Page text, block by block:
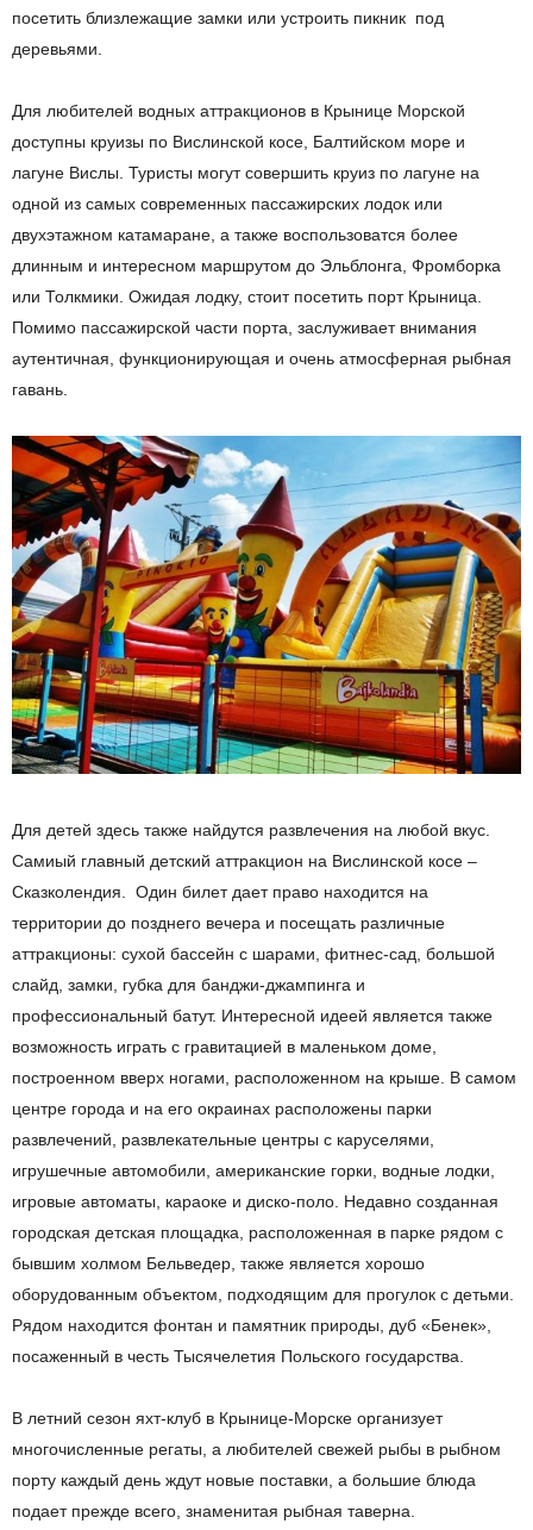
посетить близлежащие замки или устроить пикник под
деревьями.
Для любителей водных аттракционов в Крынице Морской
доступны круизы по Вислинской косе, Балтийском море и
лагуне Вислы. Туристы могут совершить круиз по лагуне на
одной из самых современных пассажирских лодок или
двухэтажном катамаране, а также воспользоватся более
длинным и интересном маршрутом до Эльблонга, Фромборка
или Толкмики. Ожидая лодку, стоит посетить порт Крыница.
Помимо пассажирской части порта, заслуживает внимания
аутентичная, функционирующая и очень атмосферная рыбная
гавань.
Для детей здесь также найдутся развлечения на любой вкус.
Самиый главный детский аттракцион на Вислинской косе –
Сказколендия. Один билет дает право находится на
территории до позднего вечера и посещать различные
аттракционы: сухой бассейн с шарами, фитнес-сад, большой
слайд, замки, губка для банджи-джампинга и
профессиональный батут. Интересной идеей является также
возможность играть с гравитацией в маленьком доме,
построенном вверх ногами, расположенном на крыше. В самом
центре города и на его окраинах расположены парки
развлечений, развлекательные центры с каруселями,
игрушечные автомобили, американские горки, водные лодки,
игровые автоматы, караоке и диско-поло. Недавно созданная
городская детская площадка, расположенная в парке рядом с
бывшим холмом Бельведер, также является хорошо
оборудованным объектом, подходящим для прогулок с детьми.
Рядом находится фонтан и памятник природы, дуб «Бенек»,
посаженный в честь Тысячелетия Польского государства.
В летний сезон яхт-клуб в Крынице-Морске организует
многочисленные регаты, а любителей свежей рыбы в рыбном
порту каждый день ждут новые поставки, а большие блюда
подает прежде всего, знаменитая рыбная таверна.